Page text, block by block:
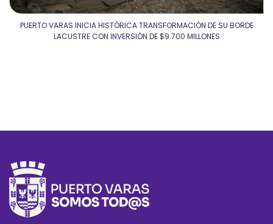
PUERTO VARAS INICIA HISTÓRICA TRANSFORMACIÓN DE SU BORDE
LACUSTRE CON INVERSIÓN DE $9.700 MILLONES